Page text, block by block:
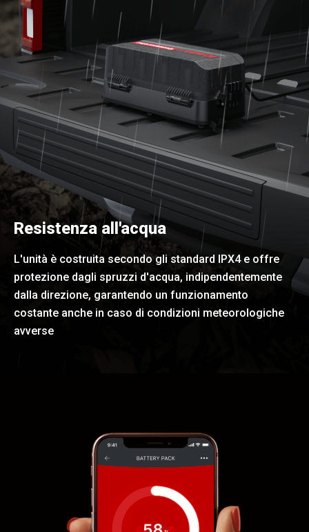
Resistenza all'acqua
L'unità è costruita secondo gli standard IPX4 e offre
protezione dagli spruzzi d'acqua, indipendentemente
dalla direzione, garantendo un funzionamento
costante anche in caso di condizioni meteorologiche
avverse